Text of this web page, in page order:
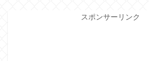
スポンサーリンク